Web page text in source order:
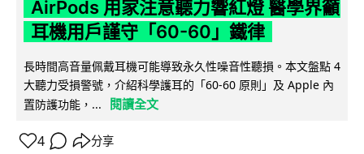
AirPods 用家注意聽力響紅燈 醫學界籲
耳機用戶謹守「60-60」鐵律
長時間高音量佩戴耳機可能導致永久性噪音性聽損。本文盤點 4
大聽力受損警號，介紹科學護耳的「60-60 原則」及 Apple 內
置防護功能，...
閱讀全文
4 分享